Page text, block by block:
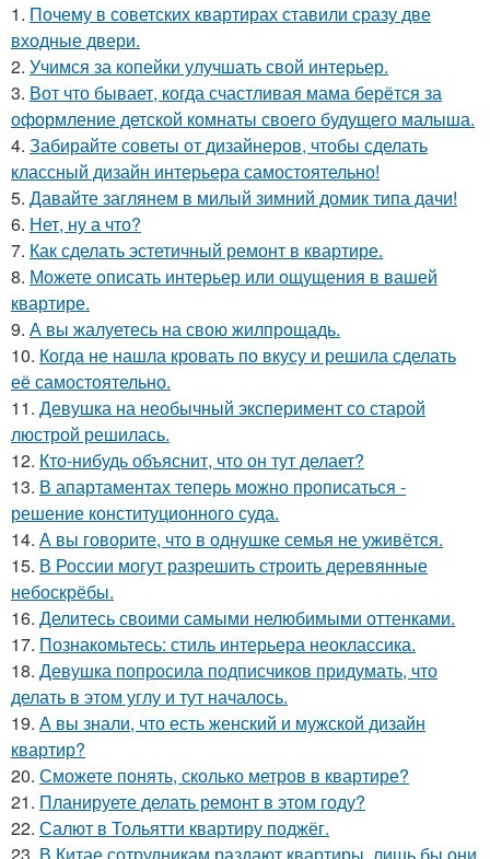
1. Почему в советских квартирах ставили сразу две
входные двери.
2. Учимся за копейки улучшать свой интерьер.
3. Вот что бывает, когда счастливая мама берётся за
оформление детской комнаты своего будущего малыша.
4. Забирайте советы от дизайнеров, чтобы сделать
классный дизайн интерьера самостоятельно!
5. Давайте заглянем в милый зимний домик типа дачи!
6. Нет, ну а что?
7. Как сделать эстетичный ремонт в квартире.
8. Можете описать интерьер или ощущения в вашей
квартире.
9. А вы жалуетесь на свою жилпрощадь.
10. Когда не нашла кровать по вкусу и решила сделать
её самостоятельно.
11. Девушка на необычный эксперимент со старой
люстрой решилась.
12. Кто-нибудь объяснит, что он тут делает?
13. В апартаментах теперь можно прописаться -
решение конституционного суда.
14. А вы говорите, что в однушке семья не уживётся.
15. В России могут разрешить строить деревянные
небоскрёбы.
16. Делитесь своими самыми нелюбимыми оттенками.
17. Познакомьтесь: стиль интерьера неоклассика.
18. Девушка попросила подписчиков придумать, что
делать в этом углу и тут началось.
19. А вы знали, что есть женский и мужской дизайн
квартир?
20. Сможете понять, сколько метров в квартире?
21. Планируете делать ремонт в этом году?
22. Салют в Тольятти квартиру поджёг.